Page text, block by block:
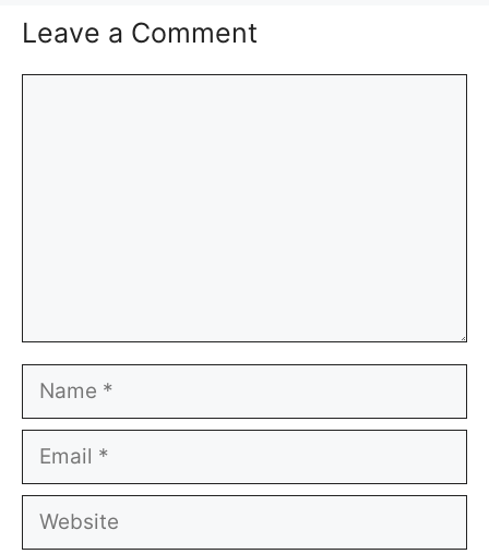
Leave a Comment
Name
Email
Website